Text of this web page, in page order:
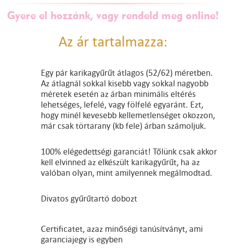
Gyere el hozzánk, vagy rendeld meg online!
Az ár tartalmazza:
Egy pár karikagyűrűt átlagos (52/62) méretben.
Az átlagnál sokkal kisebb vagy sokkal nagyobb
méretek esetén az árban minimális eltérés
lehetséges, lefelé, vagy fölfelé egyaránt. Ezt,
hogy minél kevesebb kellemetlenséget okozzon,
már csak törtarany (kb fele) árban számoljuk.
100% elégedettségi garanciát! Tőlünk csak akkor
kell elvinned az elkészült karikagyűrűt, ha az
valóban olyan, mint amilyennek megálmodtad.
Divatos gyűrűtartó dobozt
Certificatet, azaz minőségi tanúsítványt, ami
garanciajegy is egyben